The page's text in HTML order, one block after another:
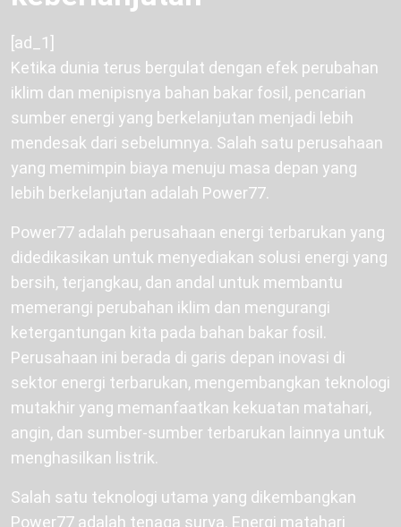
[ad_1]
Ketika dunia terus bergulat dengan efek perubahan
iklim dan menipisnya bahan bakar fosil, pencarian
sumber energi yang berkelanjutan menjadi lebih
mendesak dari sebelumnya. Salah satu perusahaan
yang memimpin biaya menuju masa depan yang
lebih berkelanjutan adalah Power77.
Power77 adalah perusahaan energi terbarukan yang
didedikasikan untuk menyediakan solusi energi yang
bersih, terjangkau, dan andal untuk membantu
memerangi perubahan iklim dan mengurangi
ketergantungan kita pada bahan bakar fosil.
Perusahaan ini berada di garis depan inovasi di
sektor energi terbarukan, mengembangkan teknologi
mutakhir yang memanfaatkan kekuatan matahari,
angin, dan sumber-sumber terbarukan lainnya untuk
menghasilkan listrik.
Salah satu teknologi utama yang dikembangkan
Power77 adalah tenaga surya. Energi matahari